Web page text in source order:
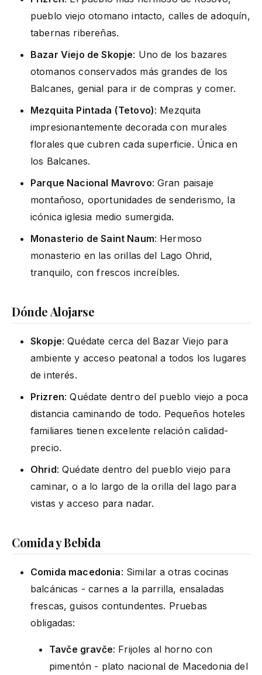
pueblo viejo otomano intacto, calles de adoquín,
tabernas ribereñas.
Bazar Viejo de Skopje: Uno de los bazares
otomanos conservados más grandes de los
Balcanes, genial para ir de compras y comer.
Mezquita Pintada (Tetovo): Mezquita
impresionantemente decorada con murales
florales que cubren cada superficie. Única en
los Balcanes.
Parque Nacional Mavrovo: Gran paisaje
montañoso, oportunidades de senderismo, la
icónica iglesia medio sumergida.
Monasterio de Saint Naum: Hermoso
monasterio en las orillas del Lago Ohrid,
tranquilo, con frescos increíbles.
Dónde Alojarse
Skopje: Quédate cerca del Bazar Viejo para
ambiente y acceso peatonal a todos los lugares
de interés.
Prizren: Quédate dentro del pueblo viejo a poca
distancia caminando de todo. Pequeños hoteles
familiares tienen excelente relación calidad-
precio.
Ohrid: Quédate dentro del pueblo viejo para
caminar, o a lo largo de la orilla del lago para
vistas y acceso para nadar.
Comida y Bebida
Comida macedonia: Similar a otras cocinas
balcánicas - carnes a la parrilla, ensaladas
frescas, guisos contundentes. Pruebas
obligadas:
Tavče gravče: Frijoles al horno con
pimentón - plato nacional de Macedonia del